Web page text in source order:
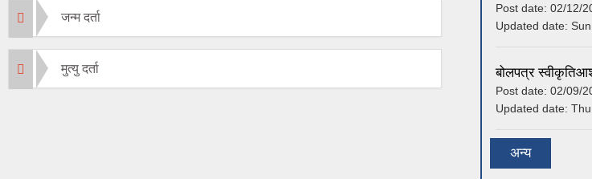
जन्म दर्ता
मुत्यु दर्ता
Post date: 02/12/
Updated date:
बोलपत्र
Post date: 02/09/
Updated date:
अन्य